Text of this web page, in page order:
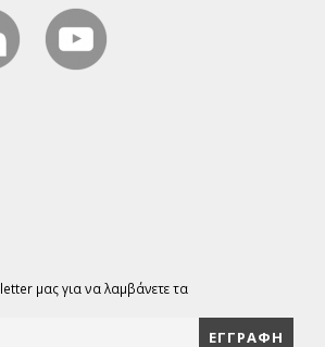
μας για να λαμβάνετε τα